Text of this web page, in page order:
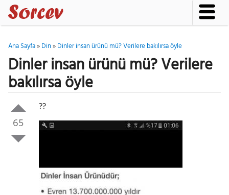
Ana Sayfa»Din»Dinler insan ürünü mü? Verilere bakılırsa öyle
Dinler insan ürünü mü? Verilere
bakılırsa öyle
65
??